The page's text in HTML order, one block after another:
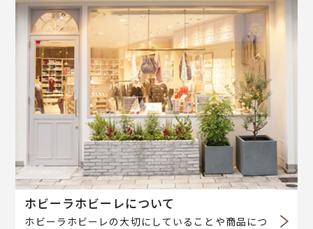
ホビーラホビーレについて
ホビーラホビーレの大切にしていることや商品につ